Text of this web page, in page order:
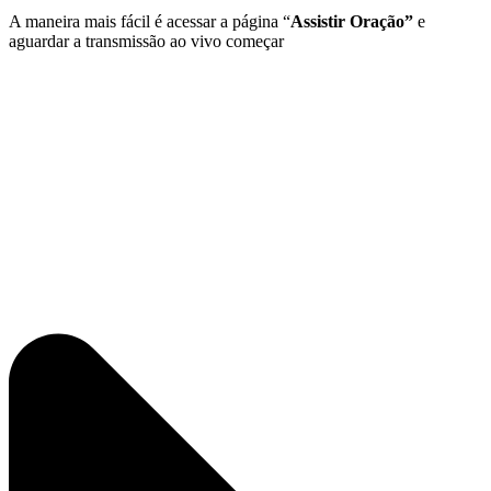
A maneira mais fácil é acessar a página “Assistir Oração” e
aguardar a transmissão ao vivo começar